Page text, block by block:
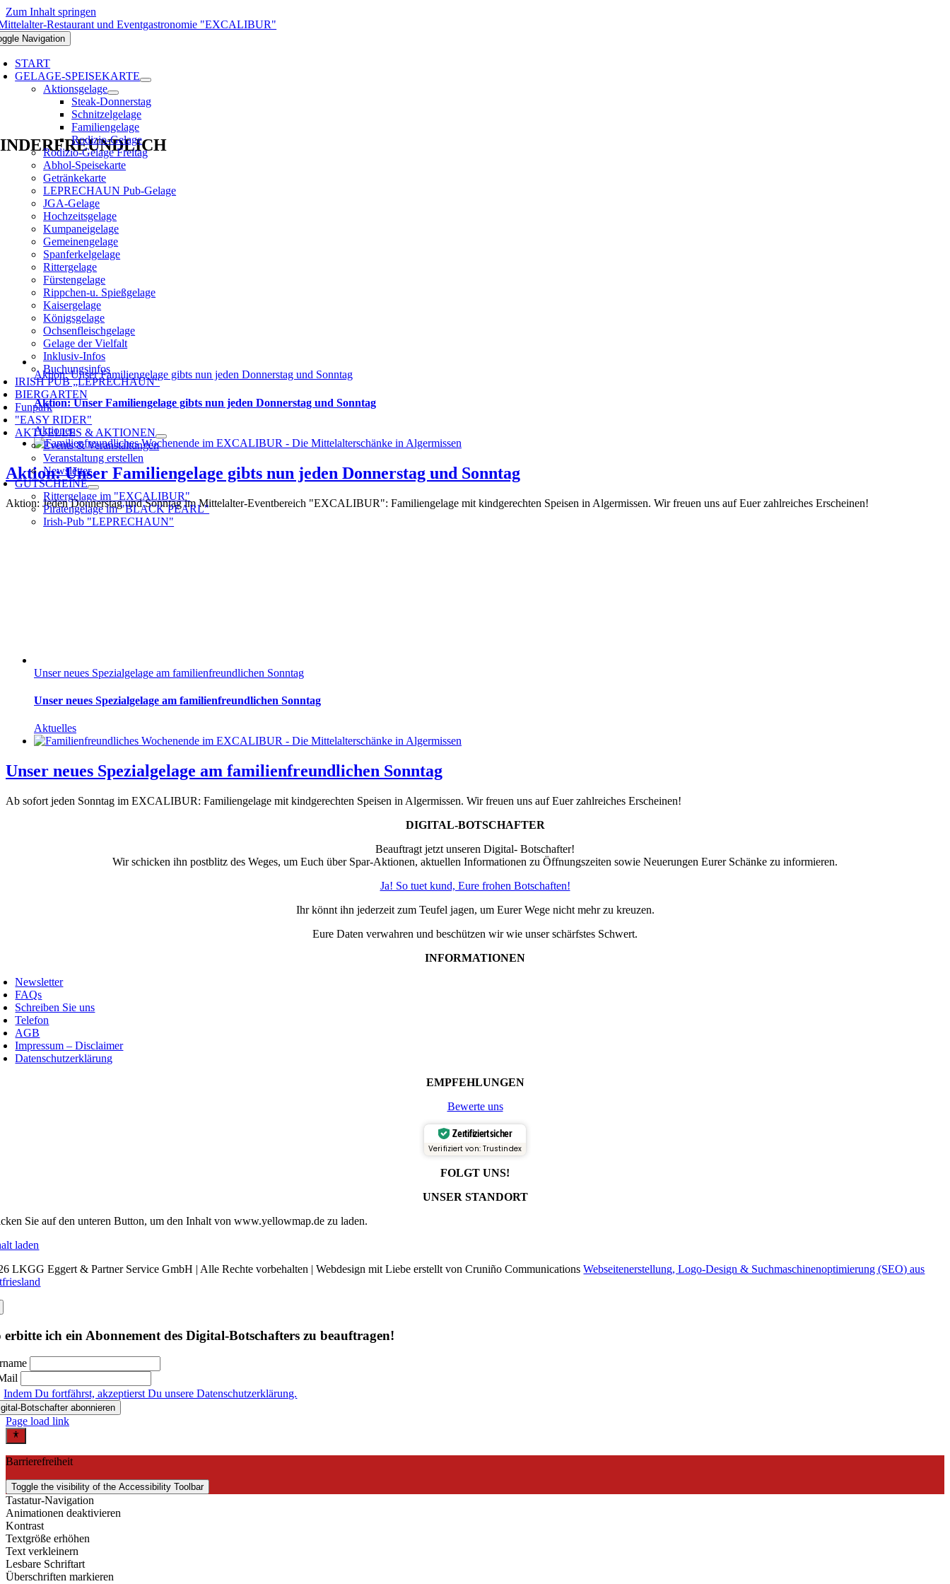
Zum Inhalt springen
Navigation
START
GELAGE-SPEISEKARTE
Aktionsgelage
Steak-Donnerstag
Schnitzelgelage
Familiengelage
Rodizio-Gelage
Rodizio-Gelage Freitag
Abhol-Speisekarte
Getränkekarte
LEPRECHAUN Pub-Gelage
JGA-Gelage
Hochzeitsgelage
Kumpaneigelage
Gemeinengelage
Spanferkelgelage
Rittergelage
Fürstengelage
Rippchen-u. Spießgelage
Kaisergelage
Königsgelage
Ochsenfleischgelage
Gelage der Vielfalt
Inklusiv-Infos
Buchungsinfos
IRISH PUB „LEPRECHAUN“
BIERGARTEN
Funpark
"EASY RIDER"
AKTUELLES & AKTIONEN
Events & Veranstaltungen
Veranstaltung erstellen
Newsletter
GUTSCHEINE
Rittergelage im "EXCALIBUR"
Piratengelage im "BLACK PEARL"
Irish-Pub "LEPRECHAUN"
Aktion: Unser Familiengelage gibts nun jeden Donnerstag und Sonntag
Aktion: Unser Familiengelage gibts nun jeden Donnerstag und Sonntag
Aktionen
Aktion: Unser Familiengelage gibts nun jeden Donnerstag und Sonntag
Aktion: Jeden Donnerstag und Sonntag im Mittelalter-Eventbereich "EXCALIBUR": Familiengelage mit kindgerechten Speisen in Algermissen. Wir freuen uns auf Euer zahlreiches Erscheinen!
Unser neues Spezialgelage am familienfreundlichen Sonntag
Unser neues Spezialgelage am familienfreundlichen Sonntag
Aktuelles
Unser neues Spezialgelage am familienfreundlichen Sonntag
Ab sofort jeden Sonntag im EXCALIBUR: Familiengelage mit kindgerechten Speisen in Algermissen. Wir freuen uns auf Euer zahlreiches Erscheinen!
DIGITAL-BOTSCHAFTER
Beauftragt jetzt unseren Digital- Botschafter!
Wir schicken ihn postblitz des Weges, um Euch über Spar-Aktionen, aktuellen Informationen zu Öffnungszeiten sowie Neuerungen Eurer Schänke zu informieren.
Ja! So tuet kund, Eure frohen Botschaften!
Ihr könnt ihn jederzeit zum Teufel jagen, um Eurer Wege nicht mehr zu kreuzen.
Eure Daten verwahren und beschützen wir wie unser schärfstes Schwert.
INFORMATIONEN
Newsletter
FAQs
Schreiben Sie uns
Telefon
AGB
Impressum – Disclaimer
Datenschutzerklärung
EMPFEHLUNGEN
Bewerte uns
Zertifiziert sicher
Verifiziert von: Trustindex
FOLGT UNS!
UNSER STANDORT
Sie auf den unteren Button, um den Inhalt von www.yellowmap.de zu laden.
laden
LKGG Eggert & Partner Service GmbH | Alle Rechte vorbehalten | Webdesign mit Liebe erstellt von Cruniño CommunicationsWebseitenerstellung, Logo-Design & Suchmaschinenoptimierung (SEO) aus
erbitte ich ein Abonnement des Digital-Botschafters zu beauftragen!
Indem Du fortfährst, akzeptierst Du unsere Datenschutzerklärung.
Page load link
Barrierefreiheit
Toggle the visibility of the Accessibility Toolbar
Tastatur-Navigation
Animationen deaktivieren
Kontrast
Textgröße erhöhen
Text verkleinern
Lesbare Schriftart
Überschriften markieren